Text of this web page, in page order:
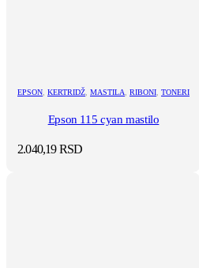
EPSON, KERTRIDŽ, MASTILA, RIBONI, TONERI
Epson 115 cyan mastilo
2.040,19RSD